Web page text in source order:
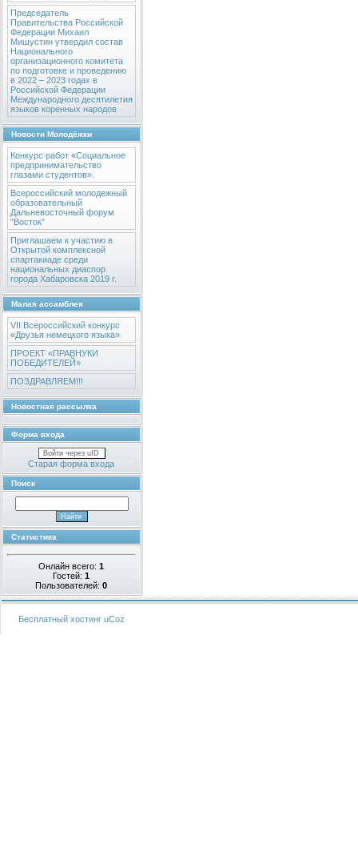
Председатель
Правительства Российской
Федерации Михаил
Мишустин утвердил состав
Национального
организационного комитета
по подготовке и проведению
в 2022 – 2023 годах в
Российской Федерации
Международного десятилетия
языков коренных народов
Новости Молодёжки
Конкурс работ «Социальное
предпринимательство
глазами студентов».
Всероссийский молодежный
образовательный
Дальневосточный форум
"Восток"
Приглашаем к участию в
Открытой комплексной
спартакиаде среди
национальных диаспор
города Хабаровска 2019 г.
Малая ассамблея
VII Всероссийский конкурс
«Друзья немецкого языка»
ПРОЕКТ «ПРАВНУКИ
ПОБЕДИТЕЛЕЙ»
ПОЗДРАВЛЯЕМ!!!
Новостная рассылка
Форма входа
Войти через uID
Старая форма входа
Поиск
Статистика
Онлайн всего:1
Гостей:1
Пользователей:0
Бесплатный хостинг uCoz